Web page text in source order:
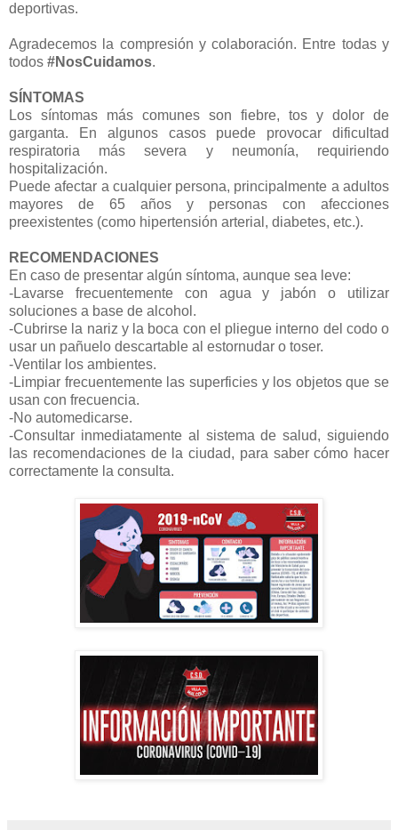
deportivas.
Agradecemos la compresión y colaboración. Entre todas y
todos #NosCuidamos.
SÍNTOMAS
Los síntomas más comunes son fiebre, tos y dolor de
garganta. En algunos casos puede provocar dificultad
respiratoria más severa y neumonía, requiriendo
hospitalización.
Puede afectar a cualquier persona, principalmente a adultos
mayores de 65 años y personas con afecciones
preexistentes (como hipertensión arterial, diabetes, etc.).
RECOMENDACIONES
En caso de presentar algún síntoma, aunque sea leve:
-Lavarse frecuentemente con agua y jabón o utilizar
soluciones a base de alcohol.
-Cubrirse la nariz y la boca con el pliegue interno del codo o
usar un pañuelo descartable al estornudar o toser.
-Ventilar los ambientes.
-Limpiar frecuentemente las superficies y los objetos que se
usan con frecuencia.
-No automedicarse.
-Consultar inmediatamente al sistema de salud, siguiendo
las recomendaciones de la ciudad, para saber cómo hacer
correctamente la consulta.